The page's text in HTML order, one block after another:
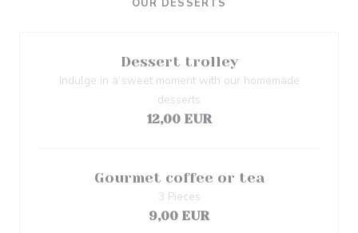
OUR DESSERTS
Dessert trolley
Indulge in a sweet moment with our homemade
desserts
12,00 EUR
Gourmet coffee or tea
3 Pieces
9,00 EUR